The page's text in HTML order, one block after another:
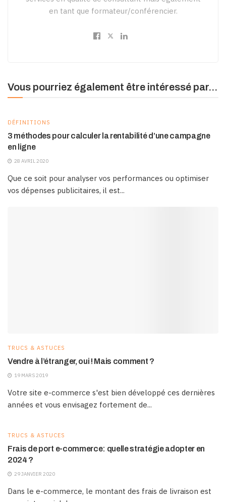
en tant que formateur/conférencier.
Vous pourriez également être intéressé par...
DÉFINITIONS
3 méthodes pour calculer la rentabilité d’une campagne
en ligne
28 AVRIL 2020
Que ce soit pour analyser vos performances ou optimiser
vos dépenses publicitaires, il est...
TRUCS & ASTUCES
Vendre à l’étranger, oui ! Mais comment ?
19 MARS 2019
Votre site e-commerce s'est bien développé ces dernières
années et vous envisagez fortement de...
TRUCS & ASTUCES
Frais de port e-commerce: quelle stratégie adopter en
2024 ?
29 JANVIER 2020
Dans le e-commerce, le montant des frais de livraison est